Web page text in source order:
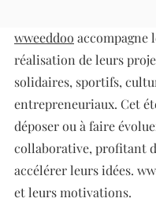
wweeddoo accompagne
réalisation de leurs
solidaires, sportifs,
entrepreneuriaux. Cet
déposer ou à faire
collaborative, profitant
accélérer leurs idées.
et leurs motivations.